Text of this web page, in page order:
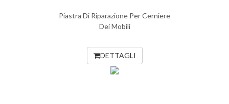
Piastra Di Riparazione Per Cerniere
Dei Mobili
DETTAGLI